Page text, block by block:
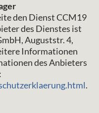
den Dienst CCM19
des Dienstes ist
Auguststr. 4,
Informationen
des Anbieters
.